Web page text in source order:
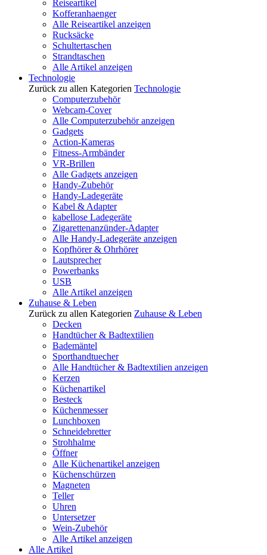
Reiseartikel
Kofferanhaenger
Alle Reiseartikel anzeigen
Rucksäcke
Schultertaschen
Strandtaschen
Alle Artikel anzeigen
Technologie
Zurück zu allen Kategorien Technologie
Computerzubehör
Webcam-Cover
Alle Computerzubehör anzeigen
Gadgets
Action-Kameras
Fitness-Armbänder
VR-Brillen
Alle Gadgets anzeigen
Handy-Zubehör
Handy-Ladegeräte
Kabel & Adapter
kabellose Ladegeräte
Zigarettenanzünder-Adapter
Alle Handy-Ladegeräte anzeigen
Kopfhörer & Ohrhörer
Lautsprecher
Powerbanks
USB
Alle Artikel anzeigen
Zuhause & Leben
Zurück zu allen Kategorien Zuhause & Leben
Decken
Handtücher & Badtextilien
Bademäntel
Sporthandtuecher
Alle Handtücher & Badtextilien anzeigen
Kerzen
Küchenartikel
Besteck
Küchenmesser
Lunchboxen
Schneidebretter
Strohhalme
Öffner
Alle Küchenartikel anzeigen
Küchenschürzen
Magneten
Teller
Uhren
Untersetzer
Wein-Zubehör
Alle Artikel anzeigen
Alle Artikel